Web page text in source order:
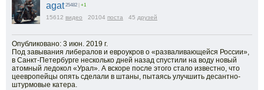
agat 25482 +1
15612 видео 20104 поста 45 друзей
Опубликовано: 3 июн. 2019 г.
Под завывания либералов и евроукров о «разваливающейся России»,
в Санкт-Петербурге несколько дней назад спустили на воду новый
атомный ледокол «Урал». А вскоре после этого стало известно, что
цеевропейцы опять сделали в штаны, пытаясь улучшить десантно-
штурмовые катера.